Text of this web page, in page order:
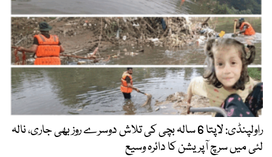
راولپنڈی: لاپتا 6 سالہ بچی کی تلاش دوسرے روز بھی جاری، نالہ
لئی میں سرچ آپریشن کا دائرہ وسیع